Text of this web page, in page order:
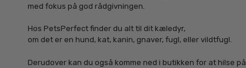
med fokus på god rådgivningen.
Hos PetsPerfect finder du alt til dit kæledyr,
om det er en hund, kat, kanin, gnaver, fugl, eller vildtfugl.
Derudover kan du også komme ned i butikken for at hilse på